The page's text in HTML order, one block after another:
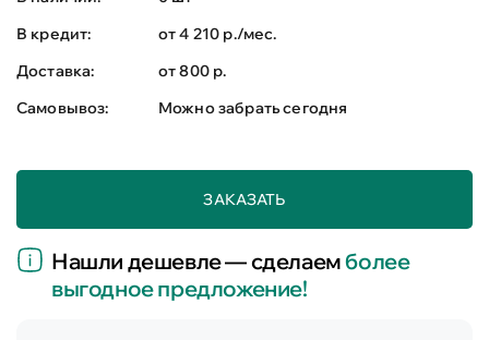
В кредит:
от 4 210 р./мес.
Доставка:
от 800 р.
Самовывоз:
Можно забрать сегодня
ЗАКАЗАТЬ
Нашли дешевле — сделаемболее
выгодное предложение!